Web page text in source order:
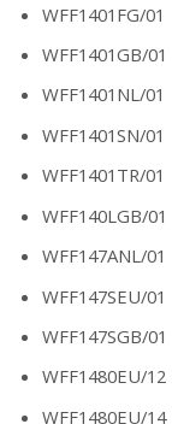
WFF1401FG/01
WFF1401GB/01
WFF1401NL/01
WFF1401SN/01
WFF1401TR/01
WFF140LGB/01
WFF147ANL/01
WFF147SEU/01
WFF147SGB/01
WFF1480EU/12
WFF1480EU/14